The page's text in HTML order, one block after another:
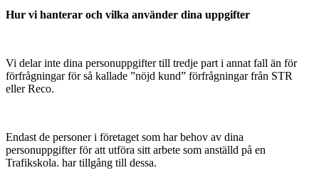
Hur vi hanterar och vilka använder dina uppgifter
Vi delar inte dina personuppgifter till tredje part i annat fall än för
förfrågningar för så kallade ”nöjd kund” förfrågningar från STR
eller Reco.
Endast de personer i företaget som har behov av dina
personuppgifter för att utföra sitt arbete som anställd på en
Trafikskola. har tillgång till dessa.